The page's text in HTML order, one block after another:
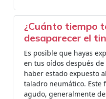
¿Cuánto tiempo
desaparecer el
Es posible que hayas
en tus oídos después
haber estado expuesto
taladro neumático. Este
agudo, generalmente